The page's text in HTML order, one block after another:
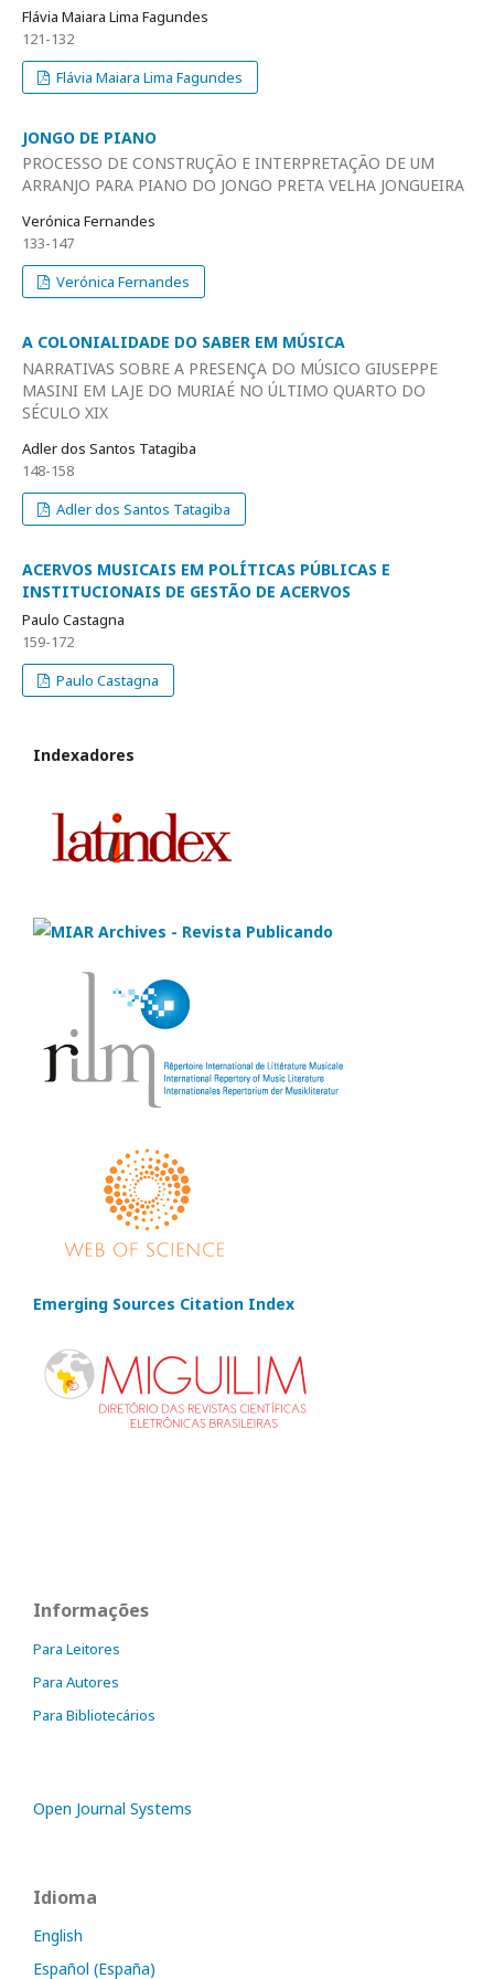
Flávia Maiara Lima Fagundes
121-132
Flávia Maiara Lima Fagundes
JONGO DE PIANO
PROCESSO DE CONSTRUÇÃO E INTERPRETAÇÃO DE UM
ARRANJO PARA PIANO DO JONGO PRETA VELHA JONGUEIRA
Verónica Fernandes
133-147
Verónica Fernandes
A COLONIALIDADE DO SABER EM MÚSICA
NARRATIVAS SOBRE A PRESENÇA DO MÚSICO GIUSEPPE
MASINI EM LAJE DO MURIAÉ NO ÚLTIMO QUARTO DO
SÉCULO XIX
Adler dos Santos Tatagiba
148-158
Adler dos Santos Tatagiba
ACERVOS MUSICAIS EM POLÍTICAS PÚBLICAS E
INSTITUCIONAIS DE GESTÃO DE ACERVOS
Paulo Castagna
159-172
Paulo Castagna
Indexadores
Emerging Sources Citation Index
Informações
Para Leitores
Para Autores
Para Bibliotecários
Open Journal Systems
Idioma
English
Español (España)